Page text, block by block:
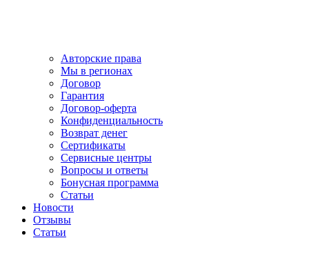
Авторские права
Мы в регионах
Договор
Гарантия
Договор-оферта
Конфиденциальность
Возврат денег
Сертификаты
Сервисные центры
Вопросы и ответы
Бонусная программа
Статьи
Новости
Отзывы
Статьи